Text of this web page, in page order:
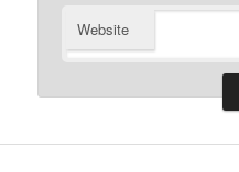
Website